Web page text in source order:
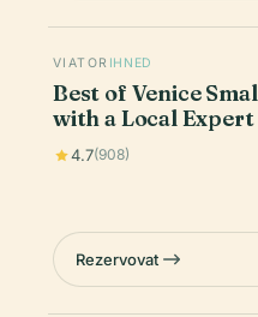
VIATOR IHNED
Best of Venice
with a Local Expert
4.7(908)
Rezervovat